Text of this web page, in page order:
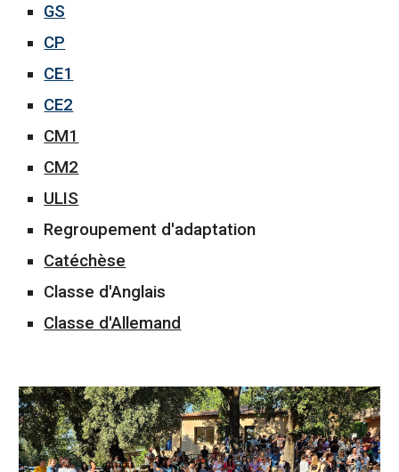
GS
CP
CE1
CE2
CM1
CM2
ULIS
Regroupement d'adaptation
Catéchèse
Classe d'Anglais
Classe d'Allemand